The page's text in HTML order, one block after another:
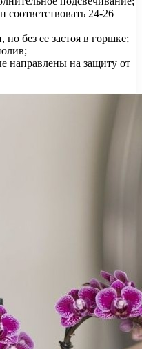
соответствовать 24-26
без ее застоя в горшке;
направлены на защиту от